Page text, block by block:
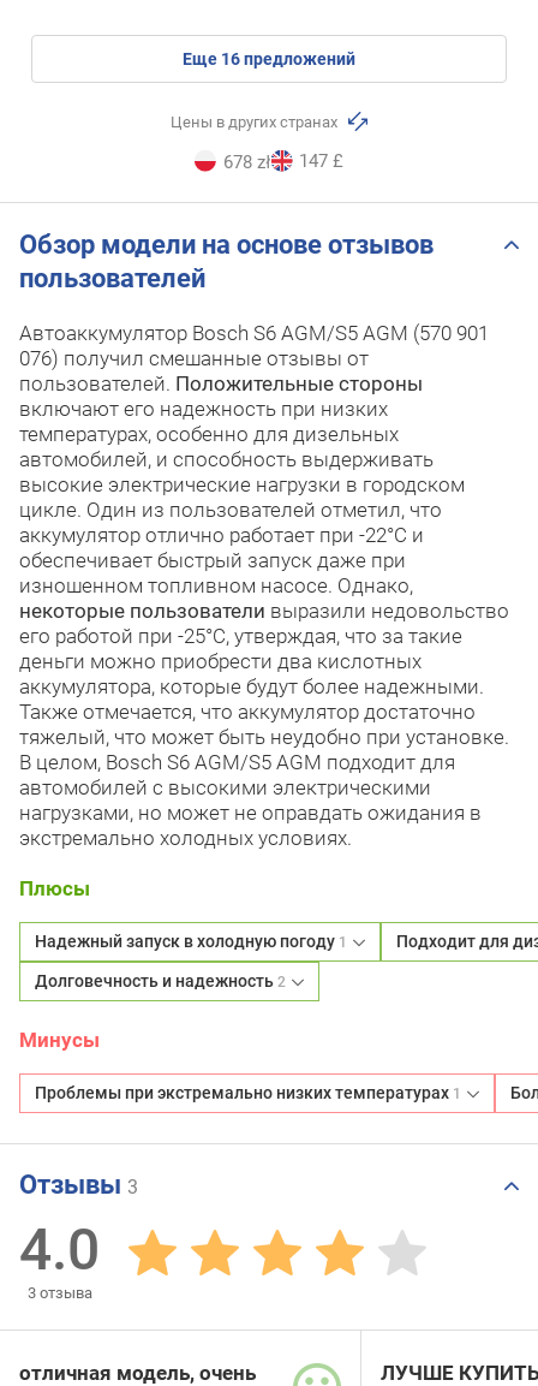
eще 16предложений
Цены в других странах
678 zł 147 £
Обзор модели на основе отзывов
пользователей
Автоаккумулятор Bosch S6 AGM/S5 AGM (570 901
076) получил смешанные отзывы от
пользователей. Положительные стороны
включают его надежность при низких
температурах, особенно для дизельных
автомобилей, и способность выдерживать
высокие электрические нагрузки в городском
цикле. Один из пользователей отметил, что
аккумулятор отлично работает при -22°C и
обеспечивает быстрый запуск даже при
изношенном топливном насосе. Однако,
некоторые пользователи выразили недовольство
его работой при -25°C, утверждая, что за такие
деньги можно приобрести два кислотных
аккумулятора, которые будут более надежными.
Также отмечается, что аккумулятор достаточно
тяжелый, что может быть неудобно при установке.
В целом, Bosch S6 AGM/S5 AGM подходит для
автомобилей с высокими электрическими
нагрузками, но может не оправдать ожидания в
экстремально холодных условиях.
Плюсы
Надежный запуск в холодную погоду 1 Подходит для
Долговечность и надежность 2
Минусы
Проблемы при экстремально низких температурах 1
Отзывы 3
4.0
3 отзыва
отличная модель, очень
ЛУЧШЕ